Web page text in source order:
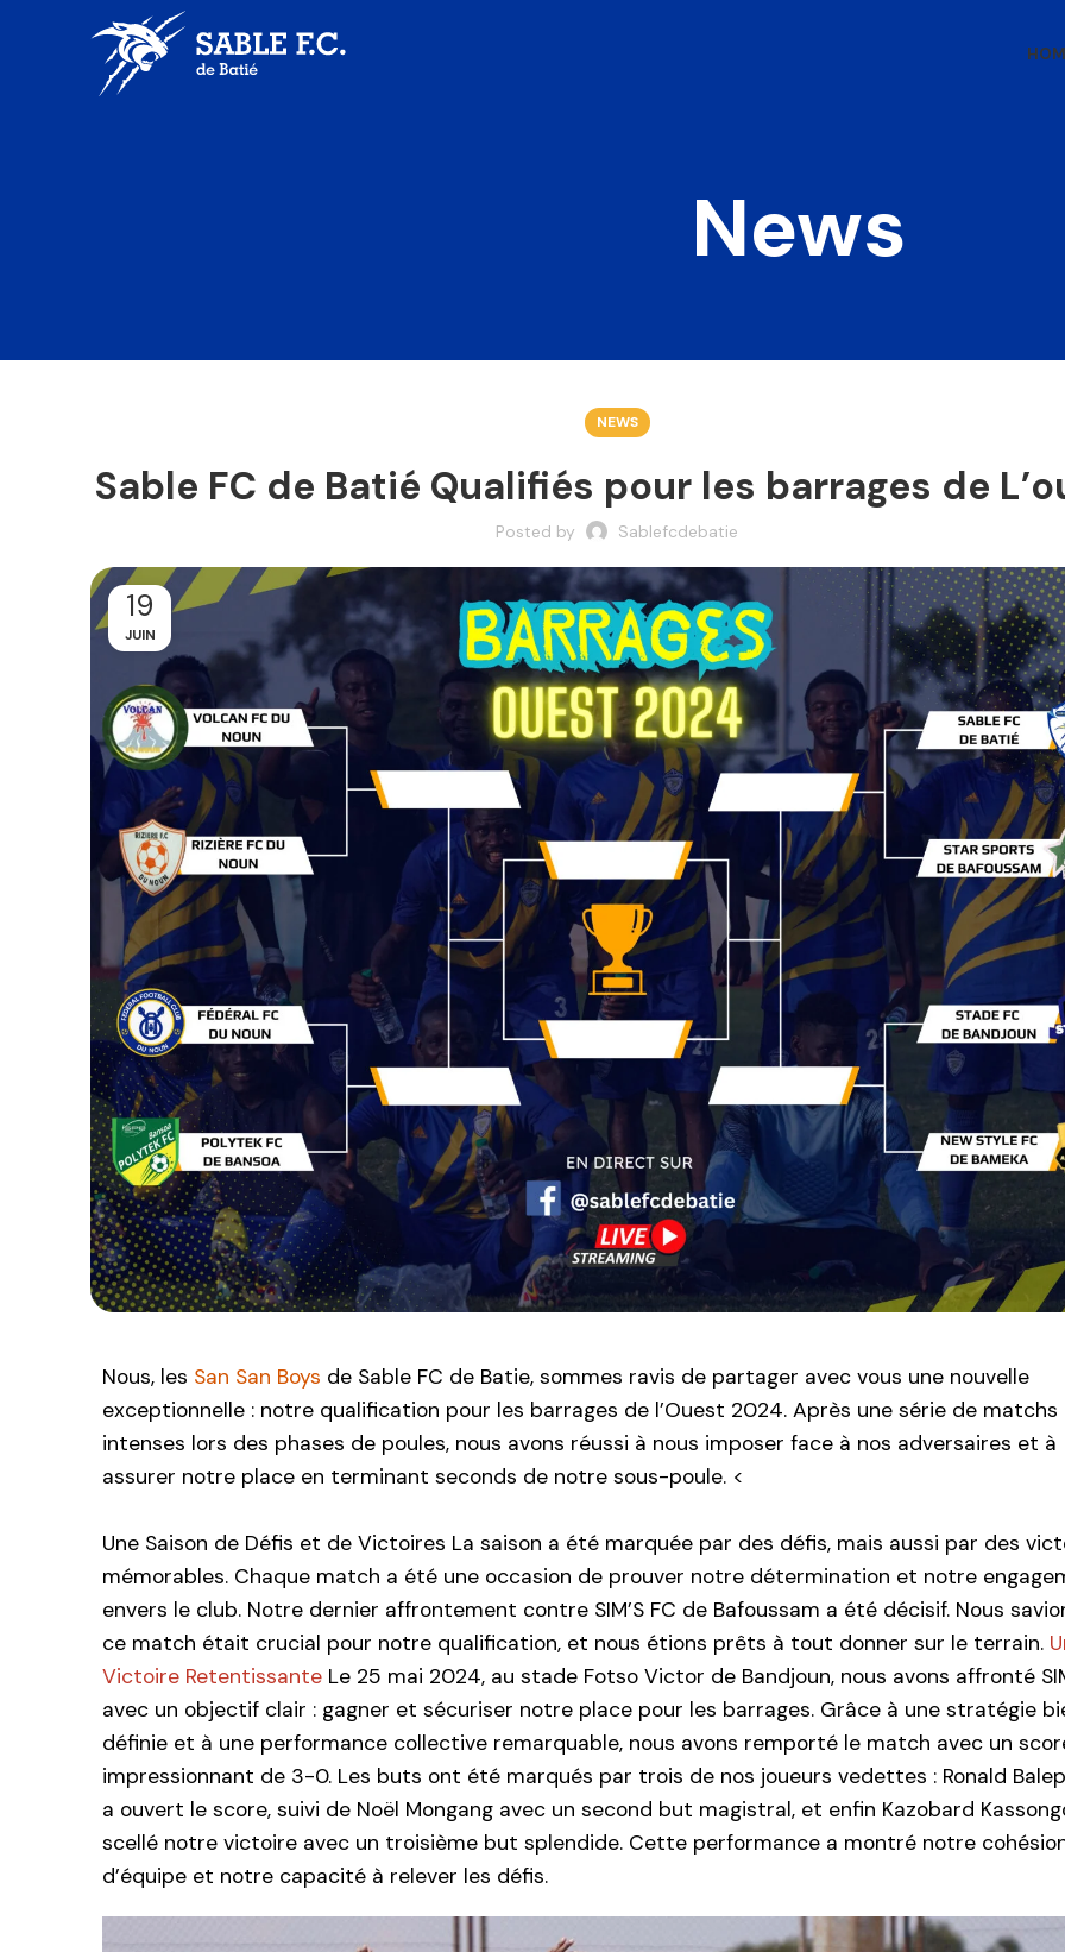
News
NEWS
Sable FC de Batié Qualifiés pour les barrages de
Posted by Sablefcdebatie
19
JUIN
Nous, les San San Boys de Sable FC de Batie, sommes ravis de partager avec vous une nouvelle
exceptionnelle : notre qualification pour les barrages de l’Ouest 2024. Après une série de matchs
intenses lors des phases de poules, nous avons réussi à nous imposer face à nos adversaires et à
assurer notre place en terminant seconds de notre sous-poule. <
Une Saison de Défis et de Victoires La saison a été marquée par des défis, mais aussi par des
mémorables. Chaque match a été une occasion de prouver notre détermination et notre
envers le club. Notre dernier affrontement contre SIM’S FC de Bafoussam a été décisif. Nous
ce match était crucial pour notre qualification, et nous étions prêts à tout donner sur le terrain.
Victoire Retentissante Le 25 mai 2024, au stade Fotso Victor de Bandjoun, nous avons affronté
avec un objectif clair : gagner et sécuriser notre place pour les barrages. Grâce à une stratégie
définie et à une performance collective remarquable, nous avons remporté le match avec un
impressionnant de 3-0. Les buts ont été marqués par trois de nos joueurs vedettes : Ronald
a ouvert le score, suivi de Noël Mongang avec un second but magistral, et enfin Kazobard
scellé notre victoire avec un troisième but splendide. Cette performance a montré notre
d’équipe et notre capacité à relever les défis.